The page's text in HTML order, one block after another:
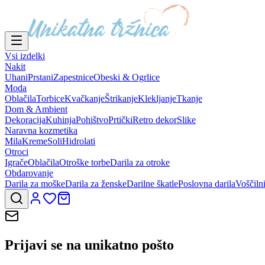
Vsi izdelki
Nakit
UhaniPrstaniZapestniceObeski & Ogrlice
Moda
OblačilaTorbiceKvačkanjeŠtrikanjeKlekljanjeTkanje
Dom & Ambient
DekoracijaKuhinjaPohištvoPrtičkiRetro dekorSlike
Naravna kozmetika
MilaKremeSoliHidrolati
Otroci
IgračeOblačilaOtroške torbeDarila za otroke
Obdarovanje
Darila za moškeDarila za ženskeDarilne škatlePoslovna darila
Prijavi se na unikatno pošto